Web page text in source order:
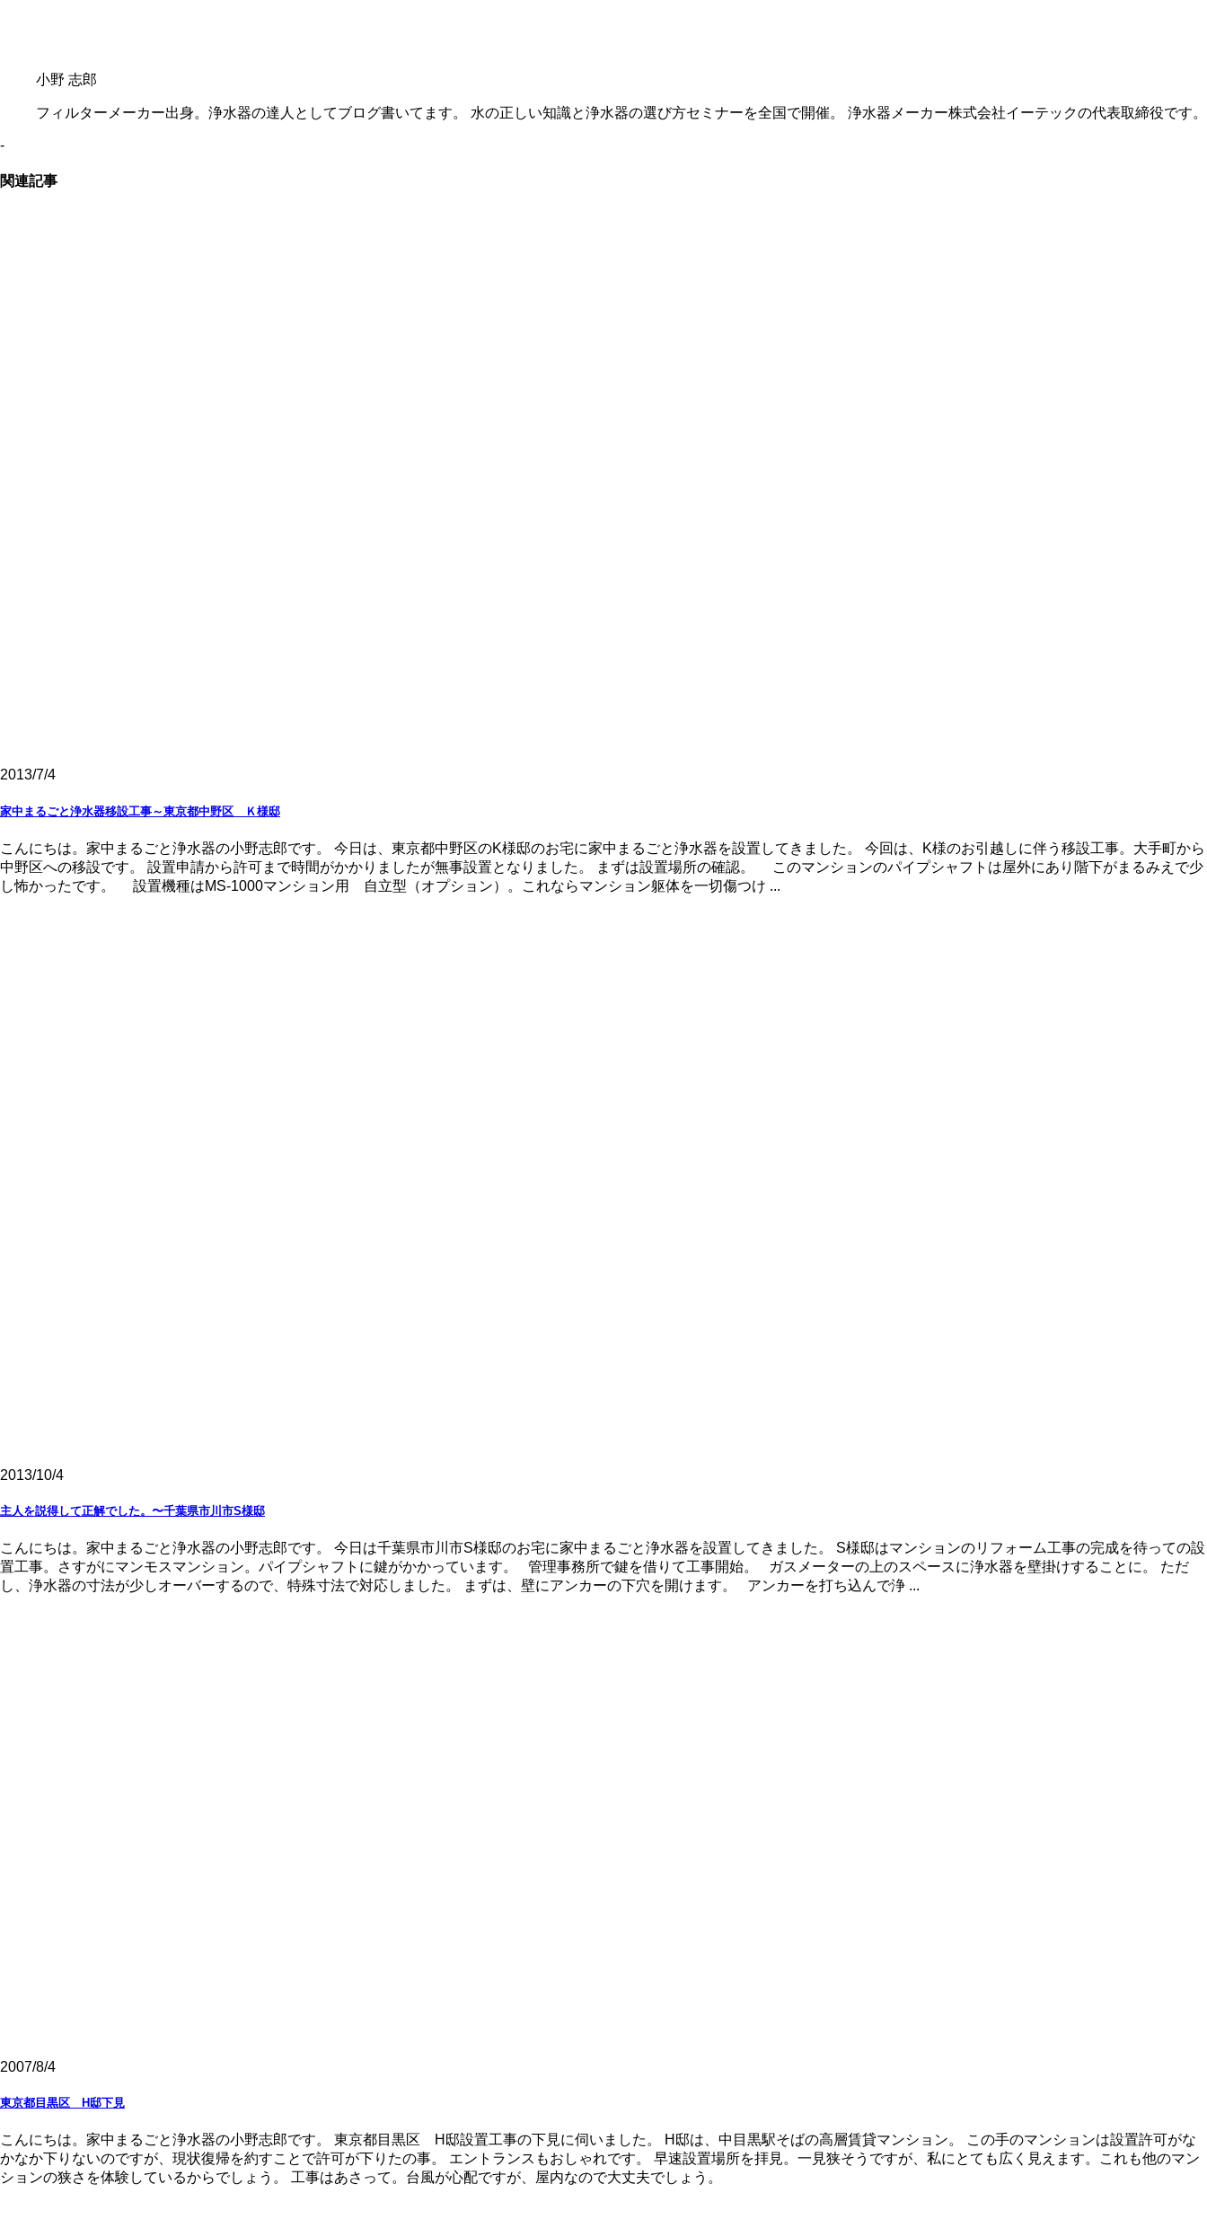
小野 志郎
フィルターメーカー出身。浄水器の達人としてブログ書いてます。 水の正しい知識と浄水器の選び方セミナーを全国で開催。 浄水器メーカー株式会社イーテックの代表取締役です。
-
関連記事
2013/7/4
家中まるごと浄水器移設工事～東京都中野区 Ｋ様邸
こんにちは。家中まるごと浄水器の小野志郎です。 今日は、東京都中野区のK様邸のお宅に家中まるごと浄水器を設置してきました。 今回は、K様のお引越しに伴う移設工事。大手町から
中野区への移設です。 設置申請から許可まで時間がかかりましたが無事設置となりました。 まずは設置場所の確認。 このマンションのパイプシャフトは屋外にあり階下がまるみえで少
し怖かったです。 設置機種はMS-1000マンション用 自立型（オプション）。これならマンション躯体を一切傷つけ ...
2013/10/4
主人を説得して正解でした。〜千葉県市川市S様邸
こんにちは。家中まるごと浄水器の小野志郎です。 今日は千葉県市川市S様邸のお宅に家中まるごと浄水器を設置してきました。 S様邸はマンションのリフォーム工事の完成を待っての設
置工事。さすがにマンモスマンション。パイプシャフトに鍵がかかっています。 管理事務所で鍵を借りて工事開始。 ガスメーターの上のスペースに浄水器を壁掛けすることに。 ただ
し、浄水器の寸法が少しオーバーするので、特殊寸法で対応しました。 まずは、壁にアンカーの下穴を開けます。 アンカーを打ち込んで浄 ...
2007/8/4
東京都目黒区 H邸下見
こんにちは。家中まるごと浄水器の小野志郎です。 東京都目黒区 H邸設置工事の下見に伺いました。 H邸は、中目黒駅そばの高層賃貸マンション。 この手のマンションは設置許可がな
かなか下りないのですが、現状復帰を約すことで許可が下りたの事。 エントランスもおしゃれです。 早速設置場所を拝見。一見狭そうですが、私にとても広く見えます。これも他のマン
ションの狭さを体験しているからでしょう。 工事はあさって。台風が心配ですが、屋内なので大丈夫でしょう。